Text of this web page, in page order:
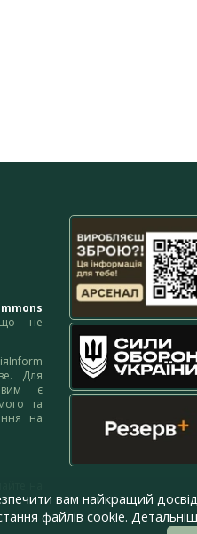
не
Для
є
та
на
вам найкращий
файлів cookie.